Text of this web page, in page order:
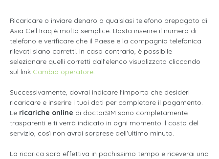
Ricaricare o inviare denaro a qualsiasi telefono prepagato di
Asia Cell Iraq è molto semplice. Basta inserire il numero di
telefono e verificare che il Paese e la compagnia telefonica
rilevati siano corretti. In caso contrario, è possibile
selezionare quelli corretti dall'elenco visualizzato cliccando
sul link Cambia operatore.
Successivamente, dovrai indicare l'importo che desideri
ricaricare e inserire i tuoi dati per completare il pagamento.
Le ricariche online di doctorSIM sono completamente
trasparenti e ti verrà indicato in ogni momento il costo del
servizio, così non avrai sorprese dell'ultimo minuto.
La ricarica sarà effettiva in pochissimo tempo e riceverai una